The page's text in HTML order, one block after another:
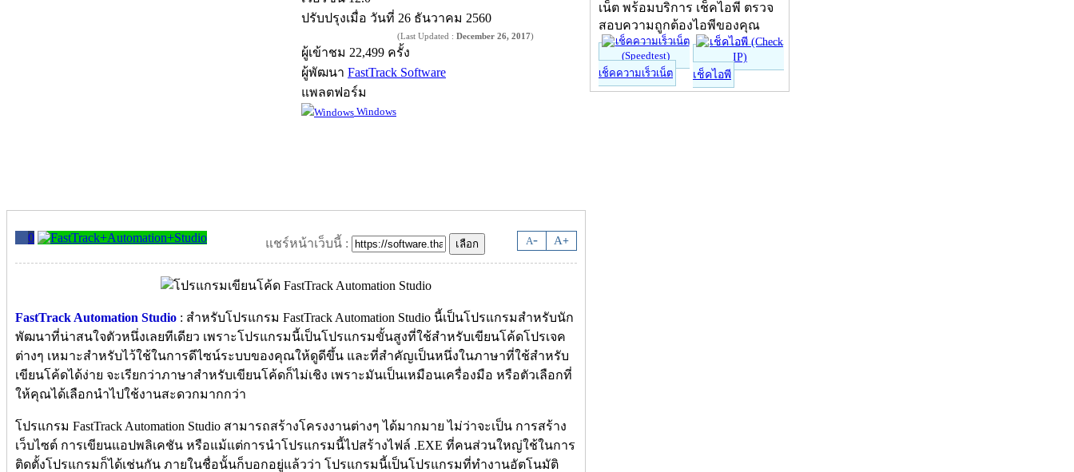
ปรับปรุงเมื่อ วันที่ 26 ธันวาคม 2560
(Last Updated : December 26, 2017)
ผู้เข้าชม 22,499 ครั้ง
ผู้พัฒนา FastTrack Software
แพลตฟอร์ม
Windows
0 A- A+
แชร์หน้าเว็บนี้ :
FastTrack Automation Studio : สำหรับโปรแกรม FastTrack Automation Studio นี้เป็นโปรแกรมสำหรับนัก
พัฒนาที่น่าสนใจตัวหนึ่งเลยทีเดียว เพราะโปรแกรมนี้เป็นโปรแกรมขั้นสูงที่ใช้สำหรับเขียนโค้ดโปรเจค
ต่างๆ เหมาะสำหรับไว้ใช้ในการดีไซน์ระบบของคุณให้ดูดีขึ้น และที่สำคัญเป็นหนึ่งในภาษาที่ใช้สำหรับ
เขียนโค้ดได้ง่าย จะเรียกว่าภาษาสำหรับเขียนโค้ดก็ไม่เชิง เพราะมันเป็นเหมือนเครื่องมือ หรือตัวเลือกที่
ให้คุณได้เลือกนำไปใช้งานสะดวกมากกว่า
โปรแกรม FastTrack Automation Studio สามารถสร้างโครงงานต่างๆ ได้มากมาย ไม่ว่าจะเป็น การสร้าง
เว็บไซต์ การเขียนแอปพลิเคชัน หรือแม้แต่การนำโปรแกรมนี้ไปสร้างไฟล์ .EXE ที่คนส่วนใหญ่ใช้ในการ
ติดตั้งโปรแกรมก็ได้เช่นกัน ภายในชื่อนั้นก็บอกอยู่แล้วว่า โปรแกรมนี้เป็นโปรแกรมที่ทำงานอัตโนมัติ
เน็ต พร้อมบริการ เช็คไอพี ตรวจ
สอบความถูกต้องไอพีของคุณ
เช็คความเร็วเน็ต เช็คไอพี